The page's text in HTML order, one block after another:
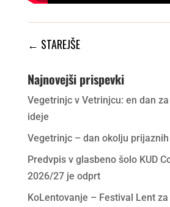
← STAREJŠE
Najnovejši prispevki
Vegetrinjc v Vetrinjcu: en dan
ideje
Vegetrinjc – dan okolju
Predvpis v glasbeno šolo KUD
2026/27 je odprt
KoLentovanje – Festival Lent